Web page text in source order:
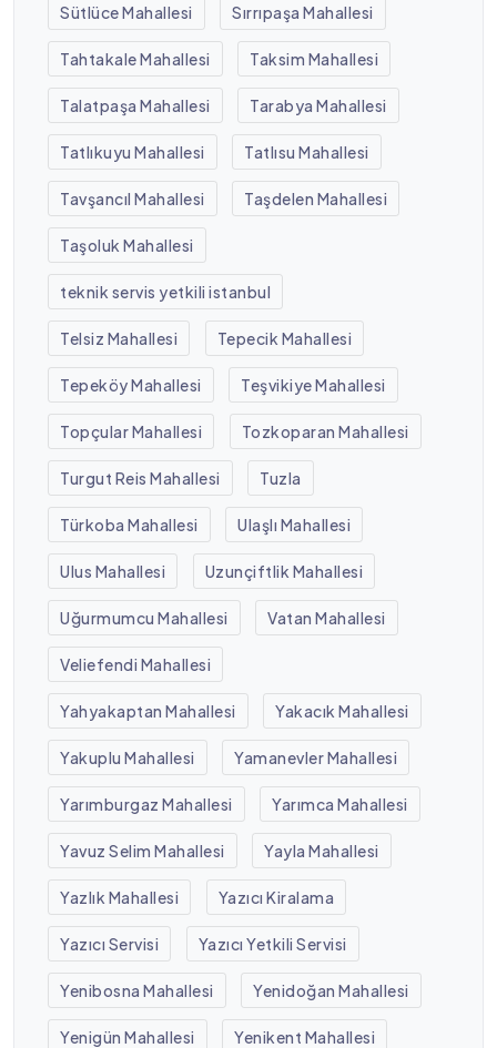
Sütlüce Mahallesi Sırrıpaşa Mahallesi
Tahtakale Mahallesi Taksim Mahallesi
Talatpaşa Mahallesi Tarabya Mahallesi
Tatlıkuyu Mahallesi Tatlısu Mahallesi
Tavşancıl Mahallesi Taşdelen Mahallesi
Taşoluk Mahallesi
teknik servis yetkili istanbul
Telsiz Mahallesi Tepecik Mahallesi
Tepeköy Mahallesi Teşvikiye Mahallesi
Topçular Mahallesi Tozkoparan Mahallesi
Turgut Reis Mahallesi Tuzla
Türkoba Mahallesi Ulaşlı Mahallesi
Ulus Mahallesi Uzunçiftlik Mahallesi
Uğurmumcu Mahallesi Vatan Mahallesi
Veliefendi Mahallesi
Yahyakaptan Mahallesi Yakacık Mahallesi
Yakuplu Mahallesi Yamanevler Mahallesi
Yarımburgaz Mahallesi Yarımca Mahallesi
Yavuz Selim Mahallesi Yayla Mahallesi
Yazlık Mahallesi Yazıcı Kiralama
Yazıcı Servisi Yazıcı Yetkili Servisi
Yenibosna Mahallesi Yenidoğan Mahallesi
Yenigün Mahallesi Yenikent Mahallesi